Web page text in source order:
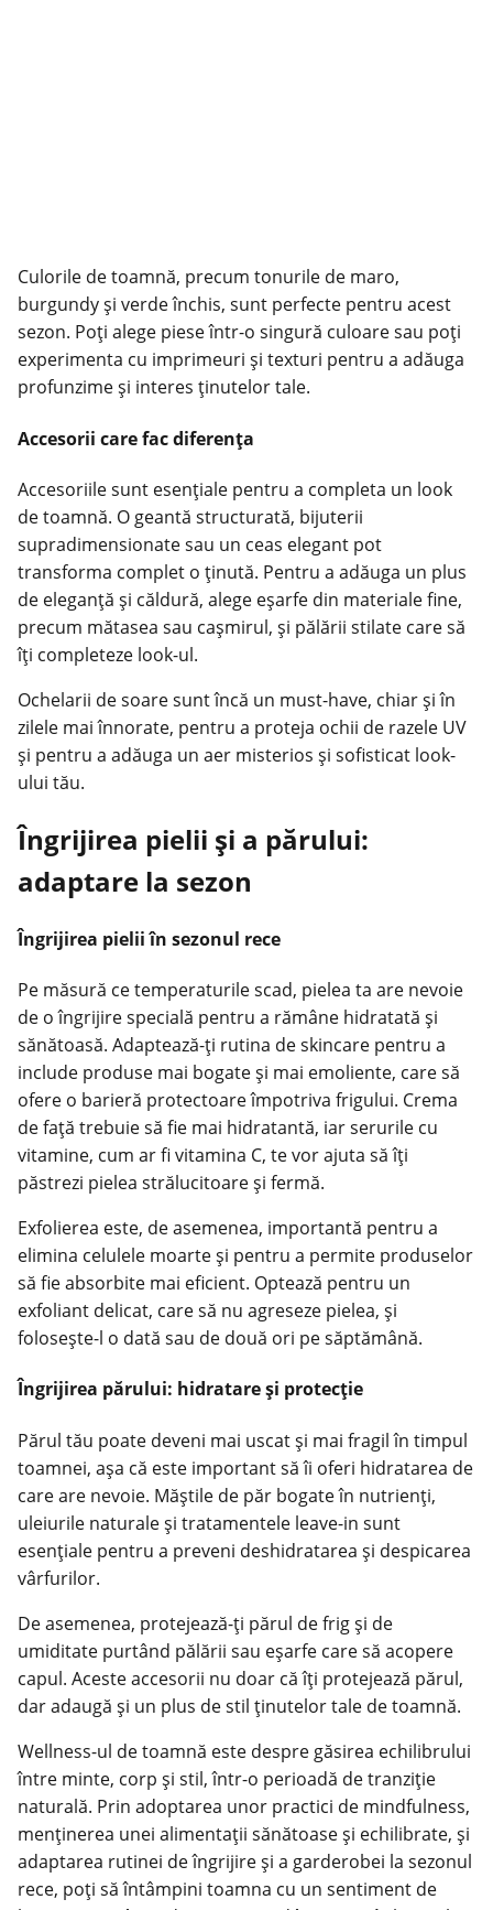
Culorile de toamnă, precum tonurile de maro,
burgundy și verde închis, sunt perfecte pentru acest
sezon. Poți alege piese într-o singură culoare sau poți
experimenta cu imprimeuri și texturi pentru a adăuga
profunzime și interes ținutelor tale.
Accesorii care fac diferența
Accesoriile sunt esențiale pentru a completa un look
de toamnă. O geantă structurată, bijuterii
supradimensionate sau un ceas elegant pot
transforma complet o ținută. Pentru a adăuga un plus
de eleganță și căldură, alege eșarfe din materiale fine,
precum mătasea sau cașmirul, și pălării stilate care să
îți completeze look-ul.
Ochelarii de soare sunt încă un must-have, chiar și în
zilele mai înnorate, pentru a proteja ochii de razele UV
și pentru a adăuga un aer misterios și sofisticat look-
ului tău.
Îngrijirea pielii și a părului:
adaptare la sezon
Îngrijirea pielii în sezonul rece
Pe măsură ce temperaturile scad, pielea ta are nevoie
de o îngrijire specială pentru a rămâne hidratată și
sănătoasă. Adaptează-ți rutina de skincare pentru a
include produse mai bogate și mai emoliente, care să
ofere o barieră protectoare împotriva frigului. Crema
de față trebuie să fie mai hidratantă, iar serurile cu
vitamine, cum ar fi vitamina C, te vor ajuta să îți
păstrezi pielea strălucitoare și fermă.
Exfolierea este, de asemenea, importantă pentru a
elimina celulele moarte și pentru a permite produselor
să fie absorbite mai eficient. Optează pentru un
exfoliant delicat, care să nu agreseze pielea, și
folosește-l o dată sau de două ori pe săptămână.
Îngrijirea părului: hidratare și protecție
Părul tău poate deveni mai uscat și mai fragil în timpul
toamnei, așa că este important să îi oferi hidratarea de
care are nevoie. Măștile de păr bogate în nutrienți,
uleiurile naturale și tratamentele leave-in sunt
esențiale pentru a preveni deshidratarea și despicarea
vârfurilor.
De asemenea, protejează-ți părul de frig și de
umiditate purtând pălării sau eșarfe care să acopere
capul. Aceste accesorii nu doar că îți protejează părul,
dar adaugă și un plus de stil ținutelor tale de toamnă.
Wellness-ul de toamnă este despre găsirea echilibrului
între minte, corp și stil, într-o perioadă de tranziție
naturală. Prin adoptarea unor practici de mindfulness,
menținerea unei alimentații sănătoase și echilibrate, și
adaptarea rutinei de îngrijire și a garderobei la sezonul
rece, poți să întâmpini toamna cu un sentiment de